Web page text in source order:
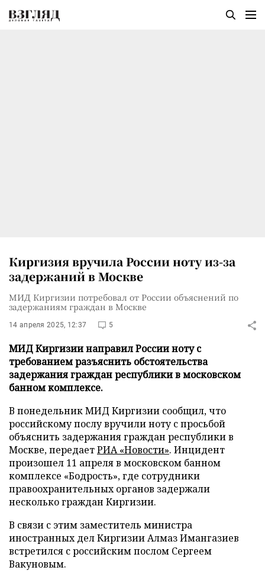
Киргизия вручила России ноту из-за
задержаний в Москве
МИД Киргизии потребовал от России объяснений по
задержаниям граждан в Москве
14 апреля 2025, 12:37 5
МИД Киргизии направил России ноту с
требованием разъяснить обстоятельства
задержания граждан республики в московском
банном комплексе.
В понедельник МИД Киргизии сообщил, что
российскому послу вручили ноту с просьбой
объяснить задержания граждан республики в
Москве, передаетРИА «Новости». Инцидент
произошел 11 апреля в московском банном
комплексе «Бодрость», где сотрудники
правоохранительных органов задержали
несколько граждан Киргизии.
В связи с этим заместитель министра
иностранных дел Киргизии Алмаз Имангазиев
встретился с российским послом Сергеем
Вакуновым.